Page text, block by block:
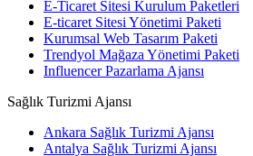
E-Ticaret Sitesi Kurulum Paketleri
E-ticaret Sitesi Yönetimi Paketi
Kurumsal Web Tasarım Paketi
Trendyol Mağaza Yönetimi Paketi
Influencer Pazarlama Ajansı
Sağlık Turizmi Ajansı
Ankara Sağlık Turizmi Ajansı
Antalya Sağlık Turizmi Ajansı